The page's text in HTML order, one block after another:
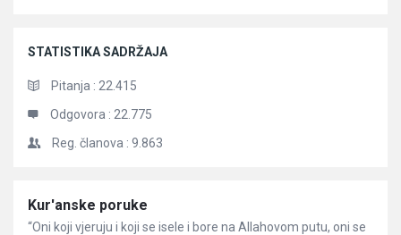
STATISTIKA SADRŽAJA
Pitanja : 22.415
Odgovora : 22.775
Reg. članova : 9.863
Članci
Kur'anske poruke
“Oni koji vjeruju i koji se isele i bore na Allahovom putu, oni se